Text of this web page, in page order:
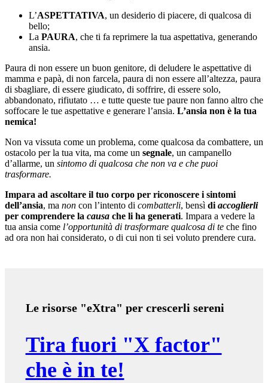
L’ASPETTATIVA, un desiderio di piacere, di qualcosa di
bello;
La PAURA, che ti fa reprimere la tua aspettativa, generando
ansia.
Paura di non essere un buon genitore, di deludere le aspettative di
mamma e papà, di non farcela, paura di non essere all’altezza, paura
di sbagliare, di essere giudicato, di soffrire, di essere solo,
abbandonato, rifiutato … e tutte queste tue paure non fanno altro che
soffocare le tue aspettative e generare l’ansia. L’ansia non è la tua
nemica!
Non va vissuta come un problema, come qualcosa da combattere, un
ostacolo per la tua vita, ma come un segnale, un campanello
d’allarme, un sintomo di qualcosa che non va e che puoi
trasformare.
Impara ad ascoltare il tuo corpo per riconoscere i sintomi
dell’ansia, ma non con l’intento di combatterli, bensì di accoglierli
per comprendere la causa che li ha generati. Impara a vedere la
tua ansia come l’opportunità di trasformare qualcosa di te che fino
ad ora non hai considerato, o di cui non ti sei voluto prendere cura.
Le risorse "eXtra" per crescerli sereni
Tira fuori "X factor"
che è in te!